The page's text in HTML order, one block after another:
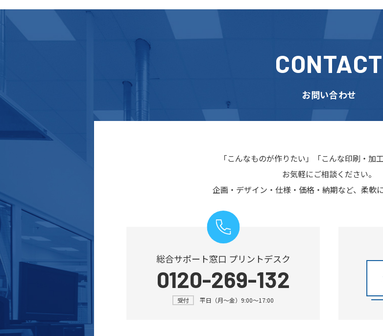
CONTACT
お問い合わせ
「こんなものが作りたい」
「こんな印刷・加
お気軽にご相談ください。
企画・デザイン・仕様・価格・納期など、 柔軟
総合サポート窓口 プリントデスク
0120-269-132
受付 平日（月～金）9:00～17:00